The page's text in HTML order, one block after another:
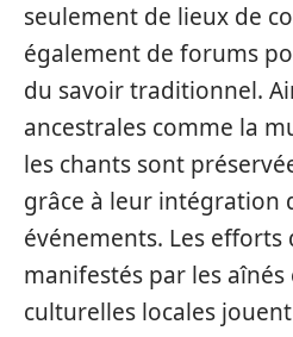
seulement de lieux de
également de forums
du savoir traditionnel.
ancestrales comme la
les chants sont
grâce à leur intégration
événements. Les efforts
manifestés par les
culturelles locales